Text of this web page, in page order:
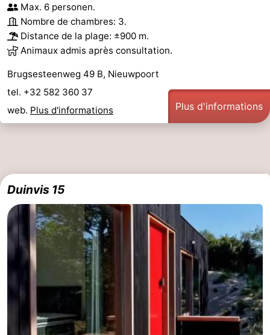
Max. 6 personen.
Nombre de chambres: 3.
Distance de la plage: ±900 m.
Animaux admis après consultation.
Brugsesteenweg 49 B, Nieuwpoort
tel. +32 582 360 37
web. Plus d'informations Plus d'informations
Duinvis 15